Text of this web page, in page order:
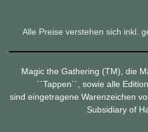
Alle Preise verstehen sich inkl.
Magic the Gathering (TM), die
´´Tappen´´, sowie alle
sind eingetragene Warenzeichen
Subsidiary of